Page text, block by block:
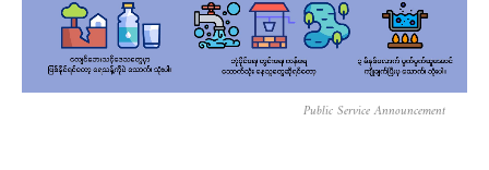
Public Service Announcement